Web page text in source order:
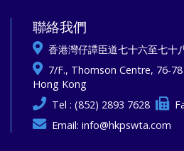
聯絡我們
香港灣仔譚臣道七十六至七十
7/F., Thomson Centre, 76-
Hong Kong
Tel : (852) 2893 7628
Email: info@hkpswta.com